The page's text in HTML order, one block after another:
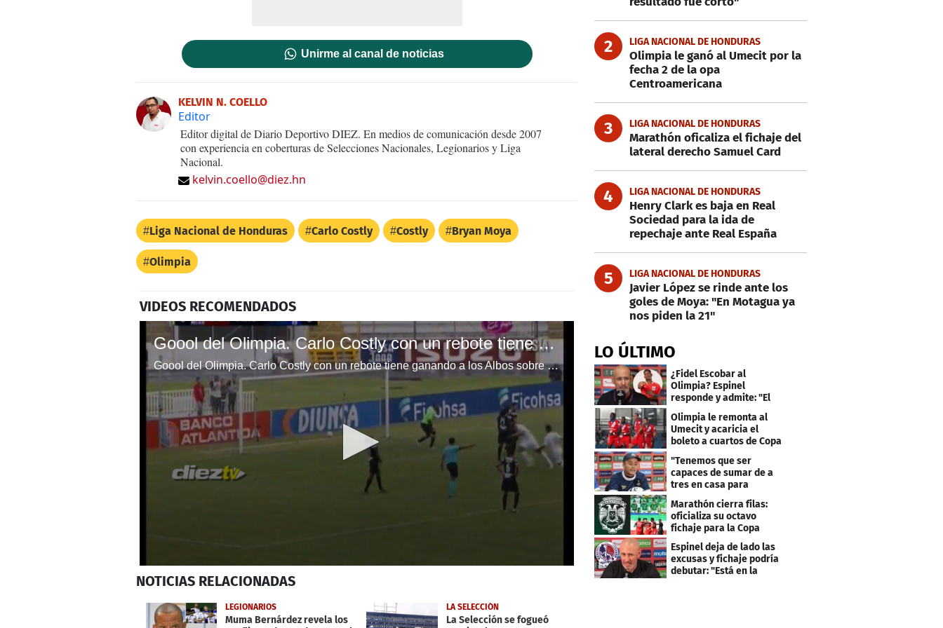
Unirme al canal de noticias
KELVIN N. COELLO
Editor
Editor digital de Diario Deportivo DIEZ. En medios de comunicación desde 2007
con experiencia en coberturas de Selecciones Nacionales, Legionarios y Liga
Nacional.
kelvin.coello@diez.hn
Liga Nacional de Honduras Carlo Costly Costly Bryan Moya
Olimpia
VIDEOS RECOMENDADOS
Goool del Olimpia. Carlo Costly con un rebote tiene ganando a los Albos sobre Honduras Progreso.
Goool del Olimpia. Carlo Costly con un rebote tiene ganando a los Albos sobre Honduras Progreso.
seconds
31
secondsVolume
NOTICIAS RELACIONADAS
LEGIONARIOS
Muma Bernárdez revela los
LA SELECCIÓN
La Selección se fogueó
2 LIGA NACIONAL DE HONDURAS
Olimpia le ganó al Umecit por la
fecha 2 de la opa
Centroamericana
3 LIGA NACIONAL DE HONDURAS
Marathón oficaliza el fichaje del
lateral derecho Samuel Card
4 LIGA NACIONAL DE HONDURAS
Henry Clark es baja en Real
Sociedad para la ida de
repechaje ante Real España
5 LIGA NACIONAL DE HONDURAS
Javier López se rinde ante los
goles de Moya: "En Motagua ya
nos piden la 21"
LO ÚLTIMO
¿Fidel Escobar al
Olimpia? Espinel
responde y admite: "El
resultado fue corto"
Olimpia le remonta al
Umecit y acaricia el
boleto a cuartos de Copa
"Tenemos que ser
capaces de sumar de a
tres en casa para
asegurar la
clasificación"
Marathón cierra filas:
oficializa su octavo
fichaje para la Copa
Centroamericana
Espinel deja de lado las
excusas y fichaje podría
debutar: "Está en la